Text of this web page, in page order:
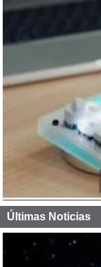
Últimas Noticias